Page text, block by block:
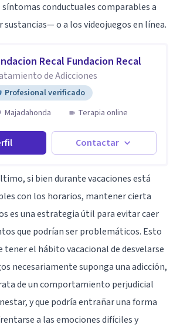
conductuales comparables a
sustancias— o a los videojuegos en línea.
Recal Fundacion Recal
de Adicciones
Profesional verificado
Majadahonda
Terapia online
Contactar
si bien durante vacaciones está
con los horarios, mantener cierta
es una estrategia útil para evitar caer
que podrían ser problemáticos. Esto
tener el hábito vacacional de desvelarse
necesariamente suponga una adicción,
de un comportamiento perjudicial
y que podría entrañar una forma
a las emociones difíciles y